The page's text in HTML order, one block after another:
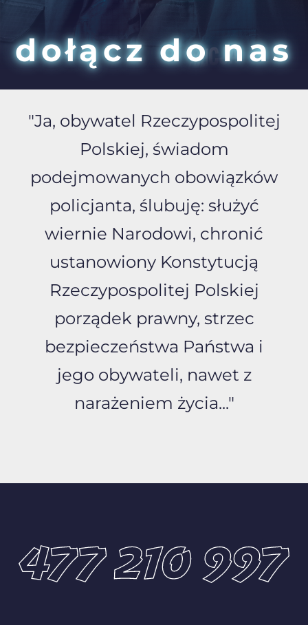
dołącz do nas
"Ja, obywatel Rzeczypospolitej
Polskiej, świadom
podejmowanych obowiązków
policjanta, ślubuję: służyć
wiernie Narodowi, chronić
ustanowiony Konstytucją
Rzeczypospolitej Polskiej
porządek prawny, strzec
bezpieczeństwa Państwa i
jego obywateli, nawet z
narażeniem życia..."
477 210 997